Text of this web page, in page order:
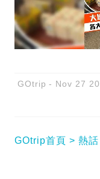
GOtrip Nov 27
GOtrip首頁 熱話